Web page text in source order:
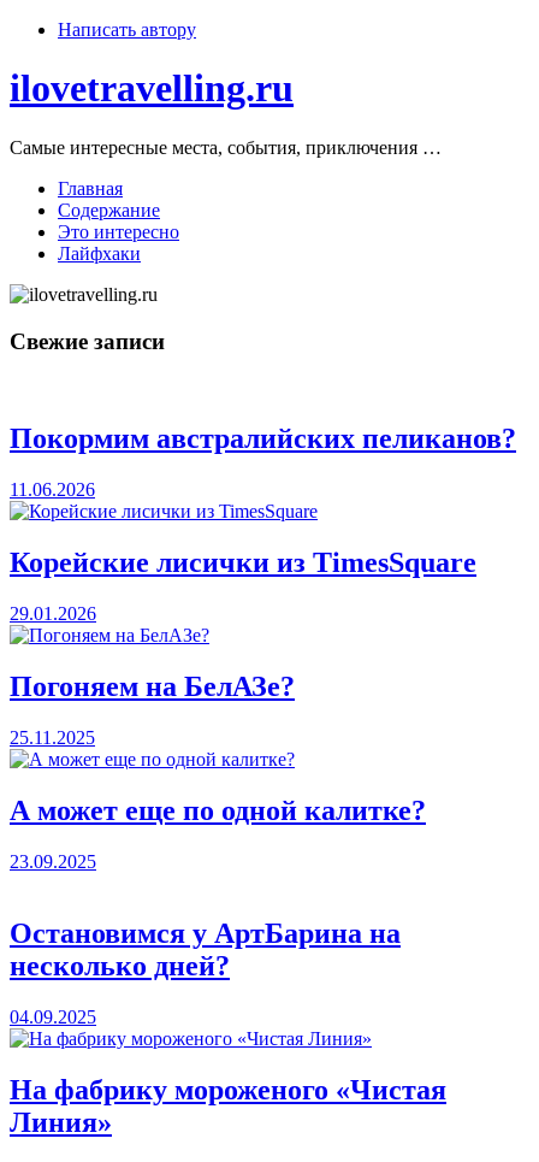
Skip
content
Написать автору
ilovetravelling.ru
Самые интересные места, события, приключения …
Главная
Содержание
Это интересно
Лайфхаки
Свежие записи
Покормим австралийских пеликанов?
11.06.2026
Корейские лисички из TimesSquare
29.01.2026
Погоняем на БелАЗе?
25.11.2025
А может еще по одной калитке?
23.09.2025
Остановимся у АртБарина на
несколько дней?
04.09.2025
На фабрику мороженого «Чистая
Линия»